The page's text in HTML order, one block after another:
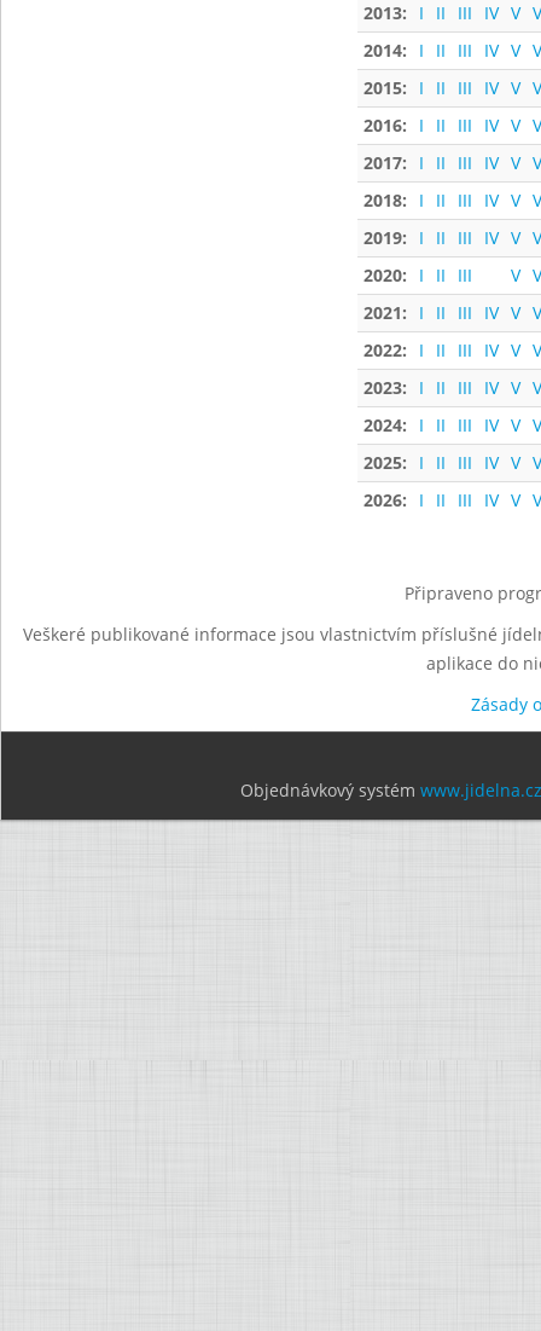
2013:
I II III IV V
2014:
I II III IV V
2015:
I II III IV V
2016:
I II III IV V
2017:
I II III IV V
2018:
I II III IV V
2019:
I II III IV V
2020:
I II III V
2021:
I II III IV V
2022:
I II III IV V
2023:
I II III IV V
2024:
I II III IV V
2025:
I II III IV V
2026:
I II III IV V
Připraveno
Veškeré publikované informace jsou vlastnictvím příslušné
aplikace do
Zásady
Objednávkový systém www.jidelna.cz